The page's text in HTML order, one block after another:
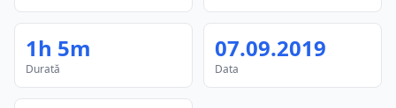
1h 5m
Durată
07.09.2019
Data